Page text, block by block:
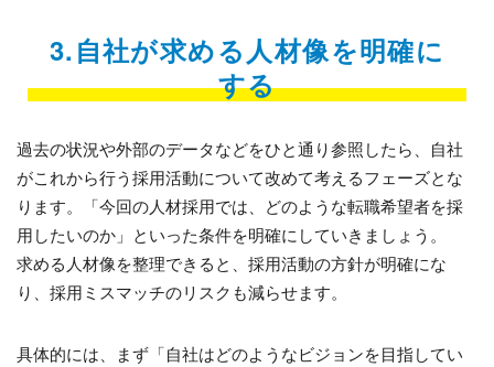
3.自社が求める人材像を明確に
する
過去の状況や外部のデータなどをひと通り参照したら、自社
がこれから行う採用活動について改めて考えるフェーズとな
ります。「今回の人材採用では、どのような転職希望者を採
用したいのか」といった条件を明確にしていきましょう。
求める人材像を整理できると、採用活動の方針が明確にな
り、採用ミスマッチのリスクも減らせます。
具体的には、まず「自社はどのようなビジョンを目指してい